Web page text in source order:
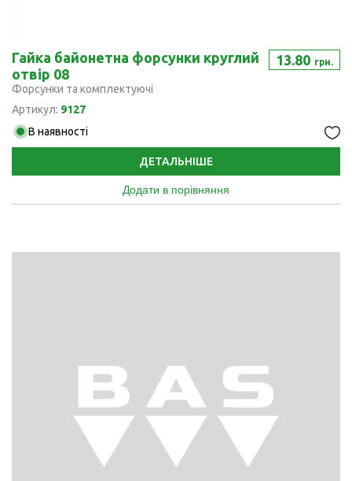
Гайка байонетна форсунки круглий
отвір 08
Форсунки та комплектуючі
Артикул: 9127
13.80 грн.
В наявності
ДЕТАЛЬНІШЕ
Додати в порівняння